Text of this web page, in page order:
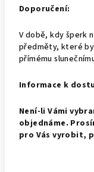
Doporučení:
V době, kdy šperk
předměty, které
přímému
Informace k
Není-li Vámi
objednáme.
pro Vás vyrobit,